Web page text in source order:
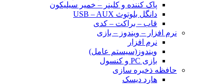
پاک کننده و کلینر – خمیر سیلیکون
دانگل بلوتوث USB – AUX
قاب – براکت – کدی
نرم افزار – ویندوز – بازی
نرم افزار
ویندوز(سیستم عامل)
بازی PC و کنسول
حافظه ذخیره سازی
هارد دیسک